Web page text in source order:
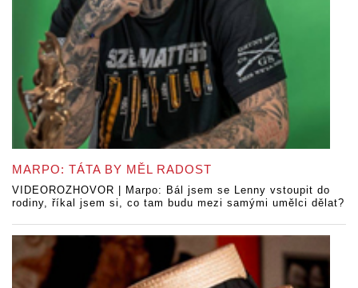
MARPO: TÁTA BY MĚL RADOST
VIDEOROZHOVOR | Marpo: Bál jsem se Lenny vstoupit do
rodiny, říkal jsem si, co tam budu mezi samými umělci dělat?